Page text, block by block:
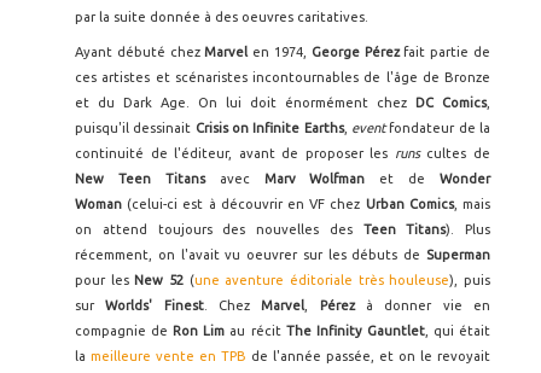
par la suite donnée à des oeuvres caritatives.
Ayant débuté chezMarvel en 1974, George Pérezfait partie de
ces artistes et scénaristes incontournables de l'âge de Bronze
et du Dark Age. On lui doit énormément chez DC Comics,
puisqu'il dessinait Crisis on Infinite Earths, eventfondateur de la
continuité de l'éditeur, avant de proposer les runs cultes de
New Teen Titans
avec Marv Wolfman et de Wonder
Woman (celui-ci est à découvrir en VF chez Urban Comics, mais
on attend toujours des nouvelles des Teen Titans). Plus
récemment, on l'avait vu oeuvrer sur les débuts de Superman
pour les New 52 (une aventure éditoriale très houleuse), puis
surWorlds' Finest. ChezMarvel Pérez à donner vie en
compagnie de Ron Lim au récit The Infinity Gauntlet, qui était
la meilleure vente en TPB de l'année passée, et on le revoyait